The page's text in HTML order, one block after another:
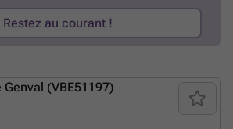
Restez au courant !